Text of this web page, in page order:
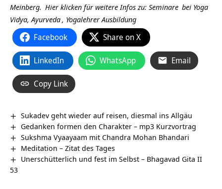
Meinberg. Hier klicken für weitere Infos zu: Seminare bei Yoga
Vidya, Ayurveda, Yogalehrer Ausbildung
Facebook Share on X
LinkedIn WhatsApp Email
Copy Link
Sukadev geht wieder auf reisen, diesmal ins Allgäu
Gedanken formen den Charakter – mp3 Kurzvortrag
Sukshma Vyaayaam mit Chandra Mohan Bhandari
Meditation – Zitat des Tages
Unerschütterlich und fest im Selbst – Bhagavad Gita II
53